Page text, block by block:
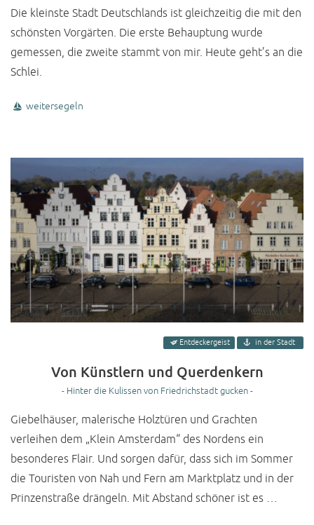
Die kleinste Stadt Deutschlands ist gleichzeitig die mit den
schönsten Vorgärten. Die erste Behauptung wurde
gemessen, die zweite stammt von mir. Heute geht’s an die
Schlei.
weitersegeln
Entdeckergeist in der Stadt
Von Künstlern und Querdenkern
- Hinter die Kulissen von Friedrichstadt gucken -
Giebelhäuser, malerische Holztüren und Grachten
verleihen dem „Klein Amsterdam“ des Nordens ein
besonderes Flair. Und sorgen dafür, dass sich im Sommer
die Touristen von Nah und Fern am Marktplatz und in der
Prinzenstraße drängeln. Mit Abstand schöner ist es …